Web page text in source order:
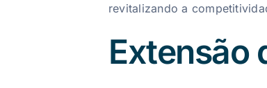
revitalizando a
Extensão